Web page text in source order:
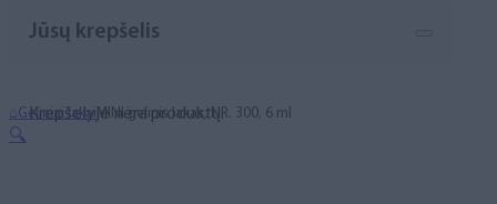
Jūsų krepšelis
Krepšelyje nėra produktų.
⌂Geliniai lakai MINI gelinis lakas, NR. 300, 6 ml
🔍